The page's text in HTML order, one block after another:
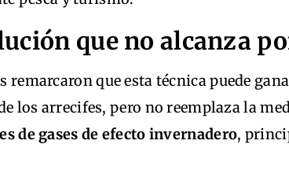
que no alcanza
remarcaron que esta técnica puede
los arrecifes, pero no reemplaza la
de gases de efecto invernadero,